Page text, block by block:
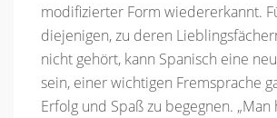
modifizierter Form wiedererkannt.
diejenigen, zu deren
nicht gehört, kann Spanisch eine
sein, einer wichtigen Fremsprache
Erfolg und Spaß zu begegnen.